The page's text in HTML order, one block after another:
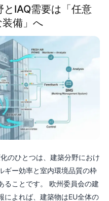
IAQ需要は「任意
備」へ
のひとつは、建築分野におけ
ギー効率と室内環境品質の枠
ることです。 欧州委員会の建
によれば、建築物はEU全体の